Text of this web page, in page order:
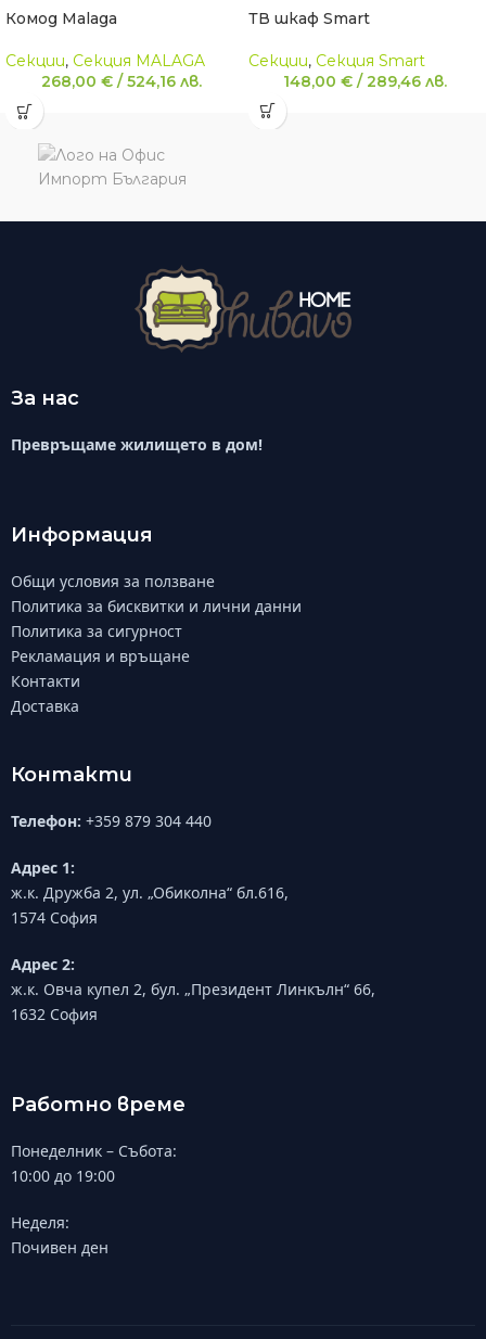
Комод Malaga
Секции, Секция MALAGA
268,00 € / 524,16 лв.
ТВ шкаф Smart
Секции, Секция Smart
148,00 € /289,46 лв.
За нас
Превръщаме жилището в дом!
Информация
Общи условия за ползване
Политика за бисквитки и лични данни
Политика за сигурност
Рекламация и връщане
Контакти
Доставка
Контакти
Телефон: +359 879 304 440
Адрес 1:
ж.к. Дружба 2, ул. „Обиколна“ бл.616,
1574 София
Адрес 2:
ж.к. Овча купел 2, бул. „Президент Линкълн“ 66,
1632 София
Работно време
Понеделник – Събота:
10:00 до 19:00
Неделя:
Почивен ден